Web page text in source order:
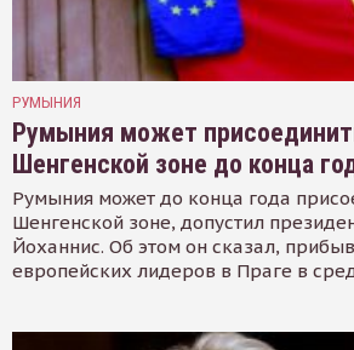
РУМЫНИЯ
Румыния может
Шенгенской зоне до конца
Румыния может до конца года
Шенгенской зоне, допустил
Йоханнис. Об этом он сказал,
европейских лидеров в Праге в